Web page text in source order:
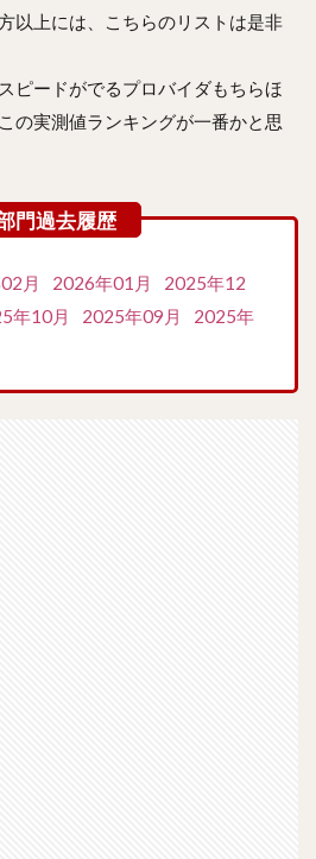
以上には、こちらのリストは是非
ピードがでるプロバイダもちらほ
の実測値ランキングが一番かと思
月 2026年01月
2025年12
年10月 2025年09月
2025年